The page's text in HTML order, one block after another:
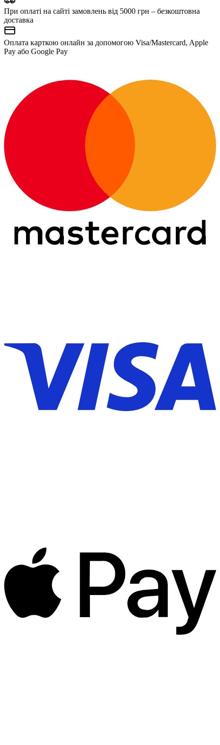
При оплаті на сайті замовлень від 5000 грн – безкоштовна
доставка
Оплата карткою онлайн за допомогою Visa/Mastercard, Apple
Pay або Google Pay